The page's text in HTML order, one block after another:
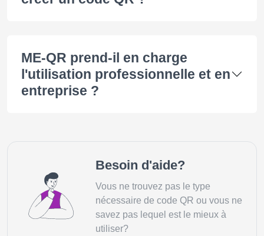
ME-QR prend-il en charge
l'utilisation professionnelle et en
entreprise ?
Besoin d'aide?
Vous ne trouvez pas le type
nécessaire de code QR ou vous ne
savez pas lequel est le mieux à
utiliser?